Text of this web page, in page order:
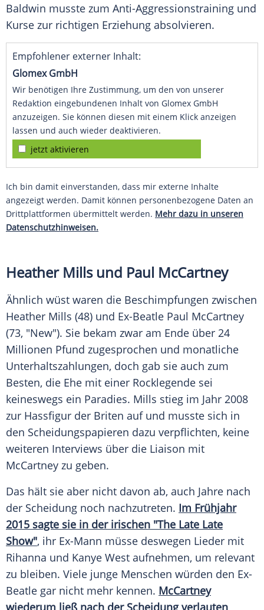
Baldwin musste zum Anti-Aggressionstraining und
Kurse zur richtigen Erziehung absolvieren.
Empfohlener externer Inhalt:
Glomex GmbH
Wir benötigen Ihre Zustimmung, um den von unserer
Redaktion eingebundenen Inhalt von Glomex GmbH
anzuzeigen. Sie können diesen mit einem Klick anzeigen
lassen und auch wieder deaktivieren.
jetzt aktivieren
Ich bin damit einverstanden, dass mir externe Inhalte
angezeigt werden. Damit können personenbezogene Daten an
Drittplattformen übermittelt werden. Mehr dazu in unseren
Datenschutzhinweisen.
Heather Millsund Paul McCartney
Ähnlich wüst waren die Beschimpfungen zwischen
Heather Mills (48) und Ex-Beatle Paul McCartney
(73, "New"). Sie bekam zwar am Ende über 24
Millionen Pfund zugesprochen und monatliche
Unterhaltszahlungen, doch gab sie auch zum
Besten, die Ehe mit einer Rocklegende sei
keineswegs ein Paradies. Mills stieg im Jahr 2008
zur Hassfigur der Briten auf und musste sich in
den Scheidungspapieren dazu verpflichten, keine
weiteren Interviews über die Liaison mit
McCartney zu geben.
Das hält sie aber nicht davon ab, auch Jahre nach
der Scheidung noch nachzutreten. Im Frühjahr
2015 sagte sie in der irischen "The Late Late
Show", ihr Ex-Mann müsse deswegen Lieder mit
Rihanna und Kanye West aufnehmen, um relevant
zu bleiben. Viele junge Menschen würden den Ex-
Beatle gar nicht mehr kennen. McCartney